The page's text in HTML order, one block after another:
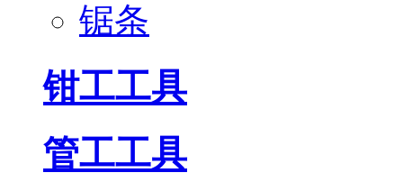
锯条
钳工工具
管工工具